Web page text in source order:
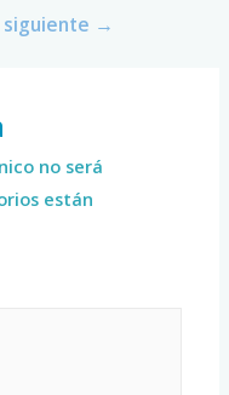
siguiente →
no será
están